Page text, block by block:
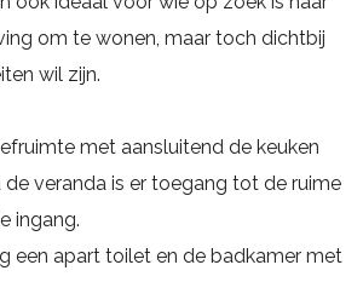
om te wonen, maar toch dichtbij
wil zijn.
met aansluitend de keuken
de veranda is er toegang tot de ruime
ingang.
een apart toilet en de badkamer met